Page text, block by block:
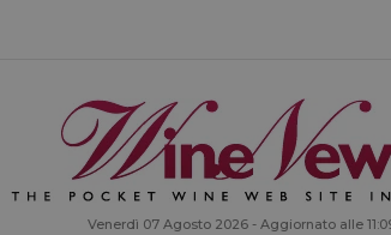
Venerdì 07 Agosto 2026 - Aggiornato alle